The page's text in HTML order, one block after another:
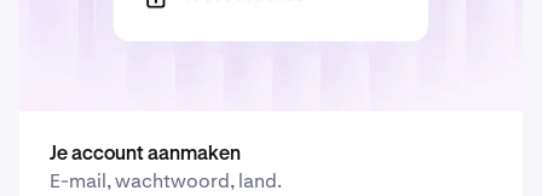
Je account aanmaken
E-mail, wachtwoord, land.